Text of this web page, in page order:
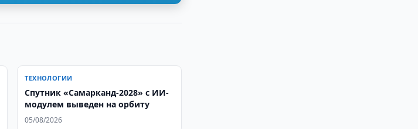
ТЕХНОЛОГИИ
Спутник «Самарканд-2028» с ИИ-
модулем выведен на орбиту
05/08/2026